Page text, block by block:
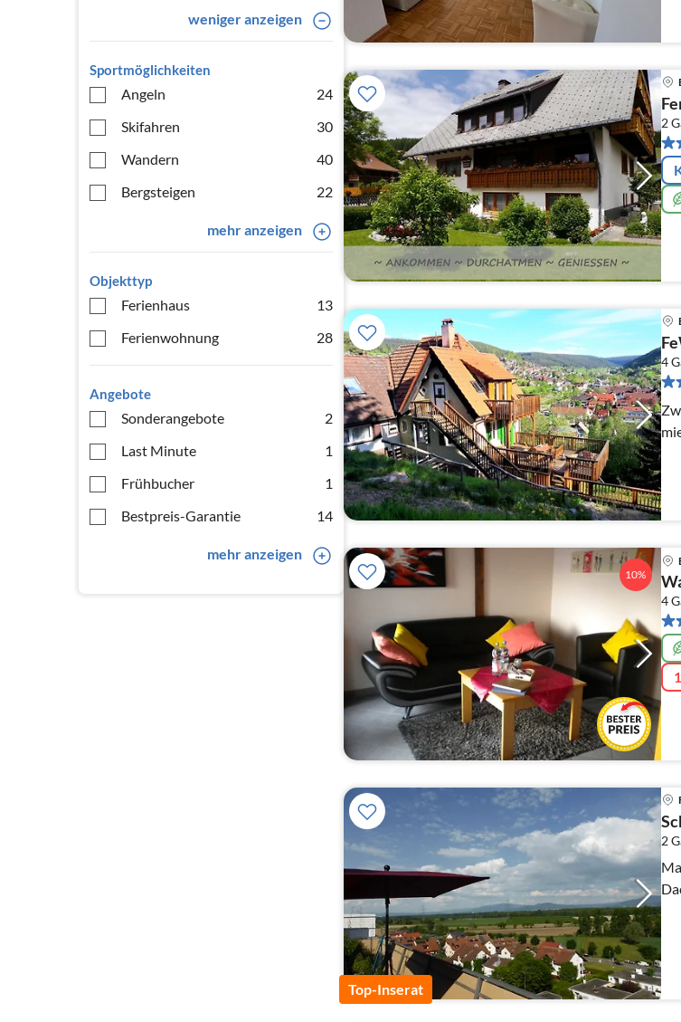
weniger anzeigen
Sportmöglichkeiten
Angeln
24
Skifahren
30
Wandern
40
Bergsteigen
22
mehr anzeigen
Objekttyp
Ferienhaus
13
Ferienwohnung
28
Angebote
Sonderangebote
2
Last Minute
1
Frühbucher
1
Bestpreis-Garantie
14
mehr anzeigen
2
4
10%
4
Top-Inserat
2